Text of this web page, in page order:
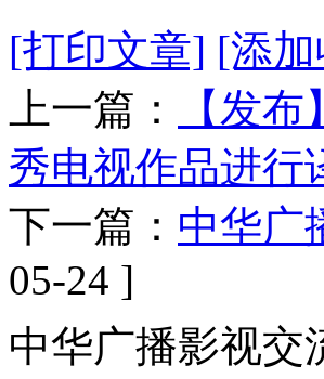
[打印文章] [添
上一篇：
【发
秀电视作品进
下一篇： 中华广
05-24 ]
中华广播影视交